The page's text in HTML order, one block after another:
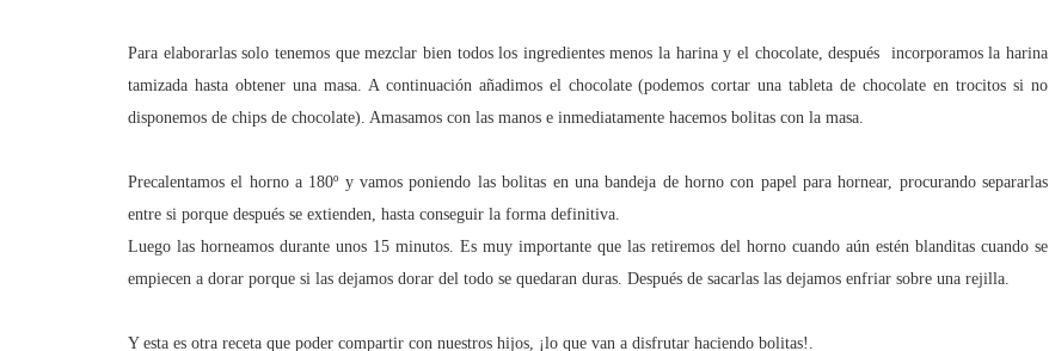
Para elaborarlas solo tenemos que mezclar bien todos los ingredientes menos la harina y el chocolate, después incorporamos la harina
tamizada hasta obtener una masa. A continuación añadimos el chocolate (podemos cortar una tableta de chocolate en trocitos si no
disponemos de chips de chocolate). Amasamos con las manos e inmediatamente hacemos bolitas con la masa.
Precalentamos el horno a 180º y vamos poniendo las bolitas en una bandeja de horno con papel para hornear, procurando separarlas
entre si porque después se extienden, hasta conseguir la forma definitiva.
Luego las horneamos durante unos 15 minutos. Es muy importante que las retiremos del horno cuando aún estén blanditas cuando se
empiecen a dorar porque si las dejamos dorar del todo se quedaran duras. Después de sacarlas las dejamos enfriar sobre una rejilla.
Y esta es otra receta que poder compartir con nuestros hijos, ¡lo que van a disfrutar haciendo bolitas!.